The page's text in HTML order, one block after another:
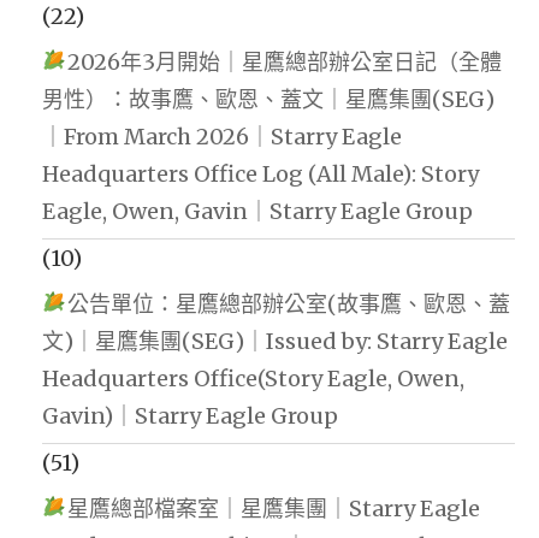
(22)
2026年3月開始｜星鷹總部辦公室日記（全體
男性）：故事鷹、歐恩、蓋文｜星鷹集團(SEG)
｜From March 2026｜Starry Eagle
Headquarters Office Log (All Male): Story
Eagle, Owen, Gavin｜Starry Eagle Group
(10)
公告單位：星鷹總部辦公室(故事鷹、歐恩、蓋
文)｜星鷹集團(SEG)｜Issued by: Starry Eagle
Headquarters Office(Story Eagle, Owen,
Gavin)｜Starry Eagle Group
(51)
星鷹總部檔案室｜星鷹集團｜Starry Eagle